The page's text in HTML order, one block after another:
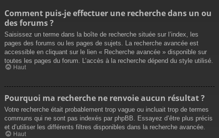
Comment puis-je effectuer une recherche dans un ou
des forums ?
Saisissez un terme dans la boîte de recherche située sur l’index, les
pages des forums ou les pages de sujets. La recherche avancée est
accessible en cliquant sur le lien « Recherche avancée » disponible sur
toutes les pages du forum. L’accès à la recherche dépend du style utilisé.
Haut
Pourquoi ma recherche ne renvoie aucun résultat ?
Votre recherche était probablement trop vague ou incluait trop de termes
communs qui ne sont pas indexés par phpBB. Essayez d’être plus précis
et d’utiliser les différents filtres disponibles dans la recherche avancée.
Haut